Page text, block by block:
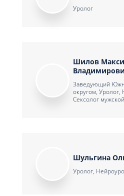
Уролог
Шилов
Заведующий
округом, Уролог,
Сексолог мужской
Шульгина
Уролог,